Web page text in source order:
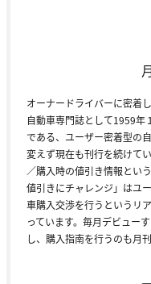
オーナードライバーに密着
自動車専門誌として1959年
である、ユーザー密着型の
変えず現在も刊行を続けて
／購入時の値引き情報とい
値引きにチャレンジ」はユ
車購入交渉を行うというリ
っています。毎月デビュー
し、購入指南を行うのも月